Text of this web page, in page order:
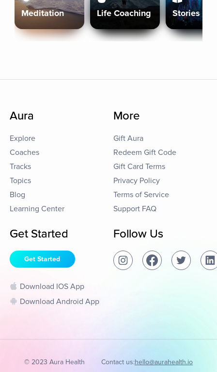
Meditation Life Coaching Stories
Aura
Explore
Coaches
Tracks
Topics
Blog
Learning Center
More
Gift Aura
Redeem Gift Code
Gift Card Terms
Privacy Policy
Terms of Service
Support FAQ
Get Started
Get Started
Download IOS App
Download Android App
Follow Us
© 2023 Aura Health Contact us:hello@aurahealth.io